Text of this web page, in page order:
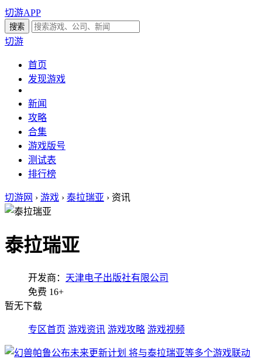
切游APP
切游
首页
发现游戏
新闻
攻略
合集
游戏版号
测试表
排行榜
切游网 › 游戏 › 泰拉瑞亚 › 资讯
泰拉瑞亚
开发商： 天津电子出版社有限公司
免费 16+
暂无下载
专区首页 游戏资讯 游戏攻略 游戏视频